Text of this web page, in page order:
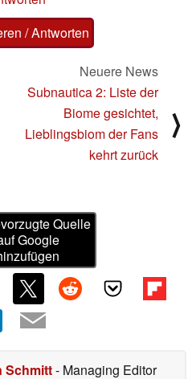
/ Antworten
Neuere News
Subnautica 2: Liste der
Biome gesichtet,
Lieblingsbiom der Fans
kehrt zurück
⟩
Quelle
Google
Schmitt- Managing Editor